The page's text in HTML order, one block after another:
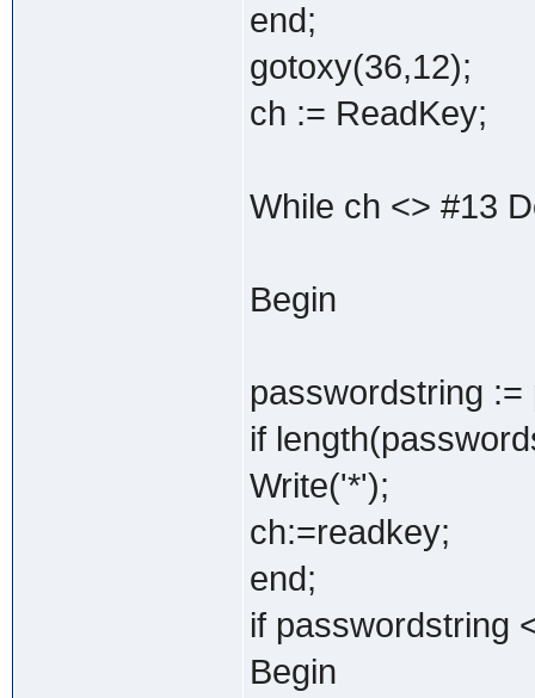
end;
gotoxy(36,12);
ch := ReadKey;
While ch <> #13
Begin
passwordstring
if
Write('*');
ch:=readkey;
end;
if passwordstring
Begin